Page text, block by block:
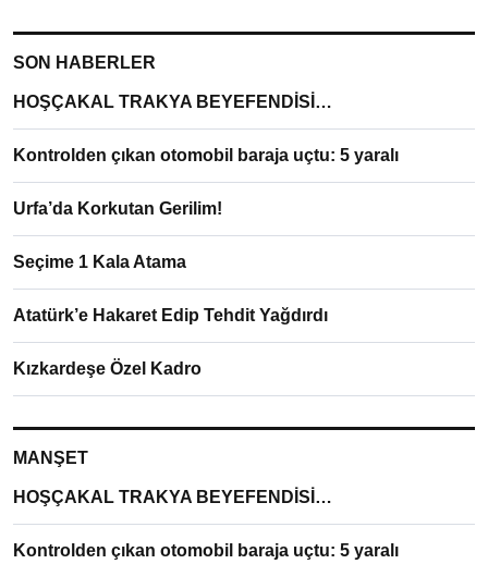
SON HABERLER
HOŞÇAKAL TRAKYA BEYEFENDİSİ…
Kontrolden çıkan otomobil baraja uçtu: 5 yaralı
Urfa’da Korkutan Gerilim!
Seçime 1 Kala Atama
Atatürk’e Hakaret Edip Tehdit Yağdırdı
Kızkardeşe Özel Kadro
MANŞET
HOŞÇAKAL TRAKYA BEYEFENDİSİ…
Kontrolden çıkan otomobil baraja uçtu: 5 yaralı